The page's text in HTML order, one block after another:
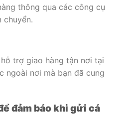
thông qua các công cụ
chuyển.
trợ giao hàng tận nơi tại
ngoài nơi mà bạn đã cung
đảm báo khi gửi cá